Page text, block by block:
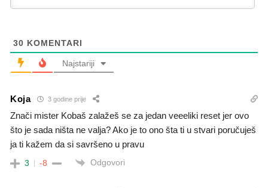
30 KOMENTARI
Najstariji
Koja 3 godine prije
Znači mister Kobaš zalažeš se za jedan veeeliki reset jer ovo
što je sada ništa ne valja? Ako je to ono šta ti u stvari poručuješ
ja ti kažem da si savršeno u pravu
3 -8 Odgovori